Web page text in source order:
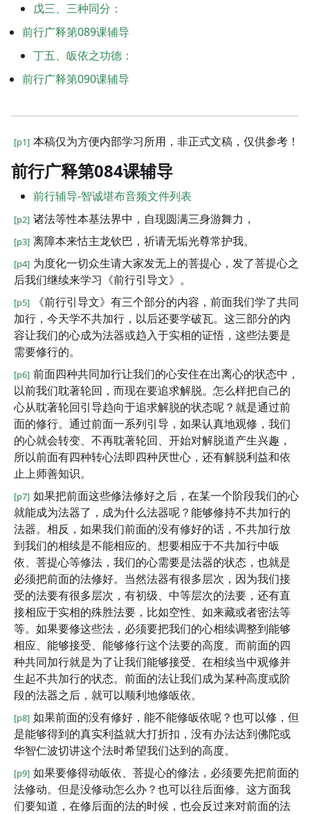
戊三、三种同分：
前行广释第089课辅导
丁五、皈依之功德：
前行广释第090课辅导
[p1] 本稿仅为方便内部学习所用，非正式文稿，仅供参考！
前行广释第084课辅导
前行辅导-智诚堪布音频文件列表
[p2] 诸法等性本基法界中，自现圆满三身游舞力，
[p3] 离障本来怙主龙钦巴，祈请无垢光尊常护我。
[p4] 为度化一切众生请大家发无上的菩提心，发了菩提心之
后我们继续来学习《前行引导文》。
[p5]
《前行引导文》有三个部分的内容，前面我们学了共同
加行，今天学不共加行，以后还要学破瓦。这三部分的内
容让我们的心成为法器或趋入于实相的证悟，这些法要是
需要修行的。
[p6] 前面四种共同加行让我们的心安住在出离心的状态中，
以前我们耽著轮回，而现在要追求解脱。怎么样把自己的
心从耽著轮回引导趋向于追求解脱的状态呢？就是通过前
面的修行。通过前面一系列引导，如果认真地观修，我们
的心就会转变、不再耽著轮回、开始对解脱道产生兴趣，
所以前面有四种转心法即四种厌世心，还有解脱利益和依
止上师善知识。
[p7] 如果把前面这些修法修好之后，在某一个阶段我们的心
就能成为法器了，成为什么法器呢？能够修持不共加行的
法器。相反，如果我们前面的没有修好的话，不共加行放
到我们的相续是不能相应的。想要相应于不共加行中皈
依、菩提心等修法，我们的心需要是法器的状态，也就是
必须把前面的法修好。当然法器有很多层次，因为我们接
受的法要有很多层次，有初级、中等层次的法要，还有直
接相应于实相的殊胜法要，比如空性、如来藏或者密法等
等。如果要修这些法，必须要把我们的心相续调整到能够
相应、能够接受、能够修行这个法要的高度。而前面的四
种共同加行就是为了让我们能够接受、在相续当中观修并
生起不共加行的状态。前面的法让我们成为某种高度或阶
段的法器之后，就可以顺利地修皈依。
[p8] 如果前面的没有修好，能不能修皈依呢？也可以修，但
是能够得到的真实利益就大打折扣，没有办法达到佛陀或
华智仁波切讲这个法时希望我们达到的高度。
[p9] 如果要修得动皈依、菩提心的修法，必须要先把前面的
法修动。但是没修动怎么办？也可以往后面修。这方面我
们要知道，在修后面的法的时候，也会反过来对前面的法